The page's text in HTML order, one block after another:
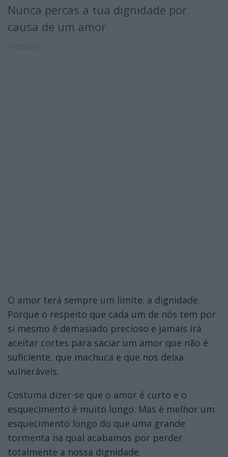
Nunca percas a tua dignidade por
causa de um amor
O amor terá sempre um limite: a dignidade.
Porque o respeito que cada um de nós tem por
si mesmo é demasiado precioso e jamais irá
aceitar cortes para saciar um amor que não é
suficiente, que machuca e que nos deixa
vulneráveis.
Costuma dizer-se que o amor é curto e o
esquecimento é muito longo. Mas é melhor um
esquecimento longo do que uma grande
tormenta na qual acabamos por perder
totalmente a nossa dignidade.